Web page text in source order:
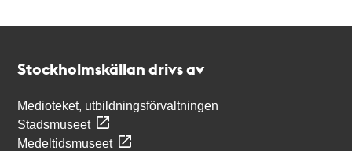
Stockholmskällan drivs av
Medioteket, utbildningsförvaltningen
Stadsmuseet
Medeltidsmuseet